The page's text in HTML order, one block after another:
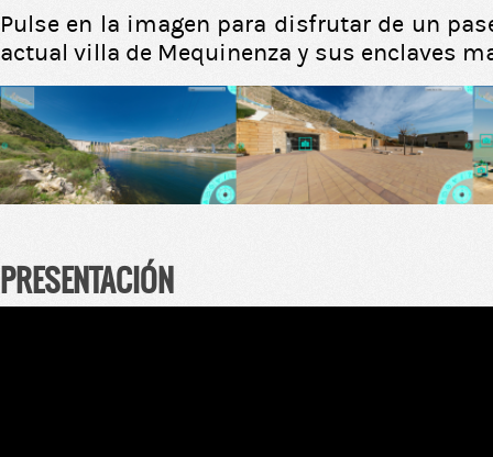
Pulse en la imagen para disfrutar de un
actual villa de Mequinenza y sus enclaves
PRESENTACIÓN